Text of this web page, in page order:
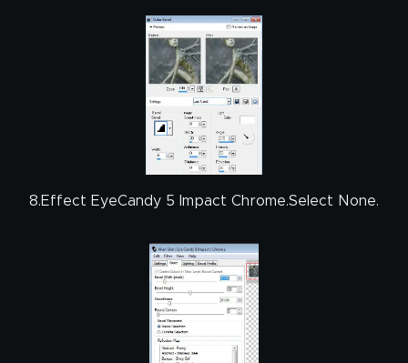
8.Effect EyeCandy 5 Impact Chrome.Select None.